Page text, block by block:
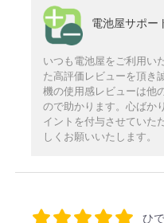
電池屋サポー
いつも電池屋をご利用い
た高評価レビューを頂き
機の使用感レビューは他
ので助かります。心ばか
イントを付与させていた
しくお願いいたします。
ひ